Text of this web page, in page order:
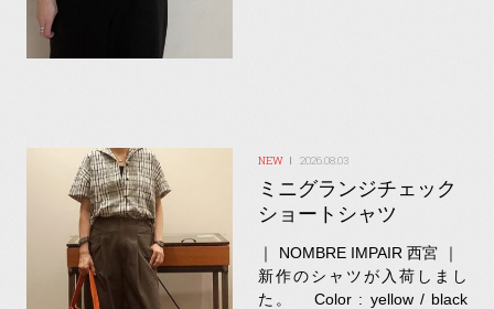
2026.08.03
ミニグランジチェック
ショートシャツ
｜ NOMBRE IMPAIR 西宮 ｜
新作のシャツが入荷しまし
た。 Color : yellow / black